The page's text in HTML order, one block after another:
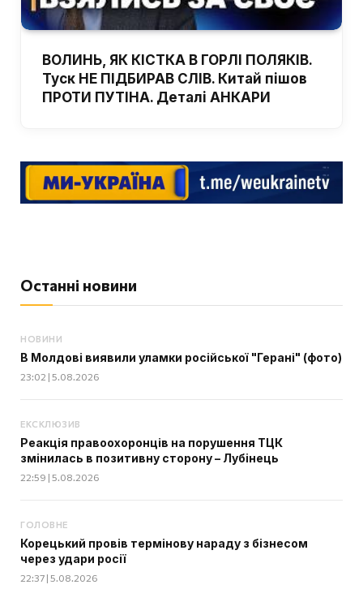
ВОЛИНЬ, ЯК КІСТКА В ГОРЛІ ПОЛЯКІВ.
Туск НЕ ПІДБИРАВ СЛІВ. Китай пішов
ПРОТИ ПУТІНА. Деталі АНКАРИ
Останні новини
НОВИНИ
В Молдові виявили уламки російської "Герані" (фото)
23:02 | 5.08.2026
ЕКСКЛЮЗИВ
Реакція правоохоронців на порушення ТЦК
змінилась в позитивну сторону – Лубінець
22:59 | 5.08.2026
ГОЛОВНЕ
Корецький провів термінову нараду з бізнесом
через удари росії
22:37 | 5.08.2026